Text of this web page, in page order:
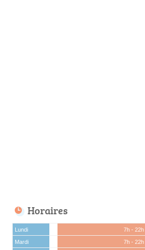
Horaires
Lundi
7h - 22h
Mardi
7h - 22h